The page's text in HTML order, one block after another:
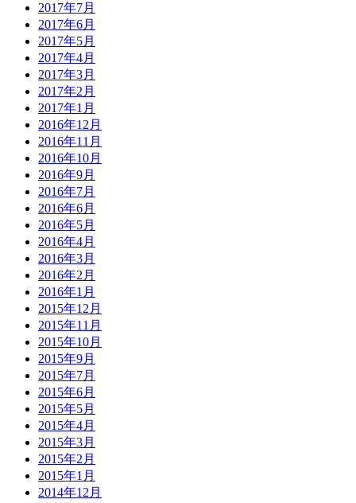
2017年7月
2017年6月
2017年5月
2017年4月
2017年3月
2017年2月
2017年1月
2016年12月
2016年11月
2016年10月
2016年9月
2016年7月
2016年6月
2016年5月
2016年4月
2016年3月
2016年2月
2016年1月
2015年12月
2015年11月
2015年10月
2015年9月
2015年7月
2015年6月
2015年5月
2015年4月
2015年3月
2015年2月
2015年1月
2014年12月